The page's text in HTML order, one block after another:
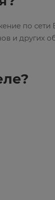
по сети
и других